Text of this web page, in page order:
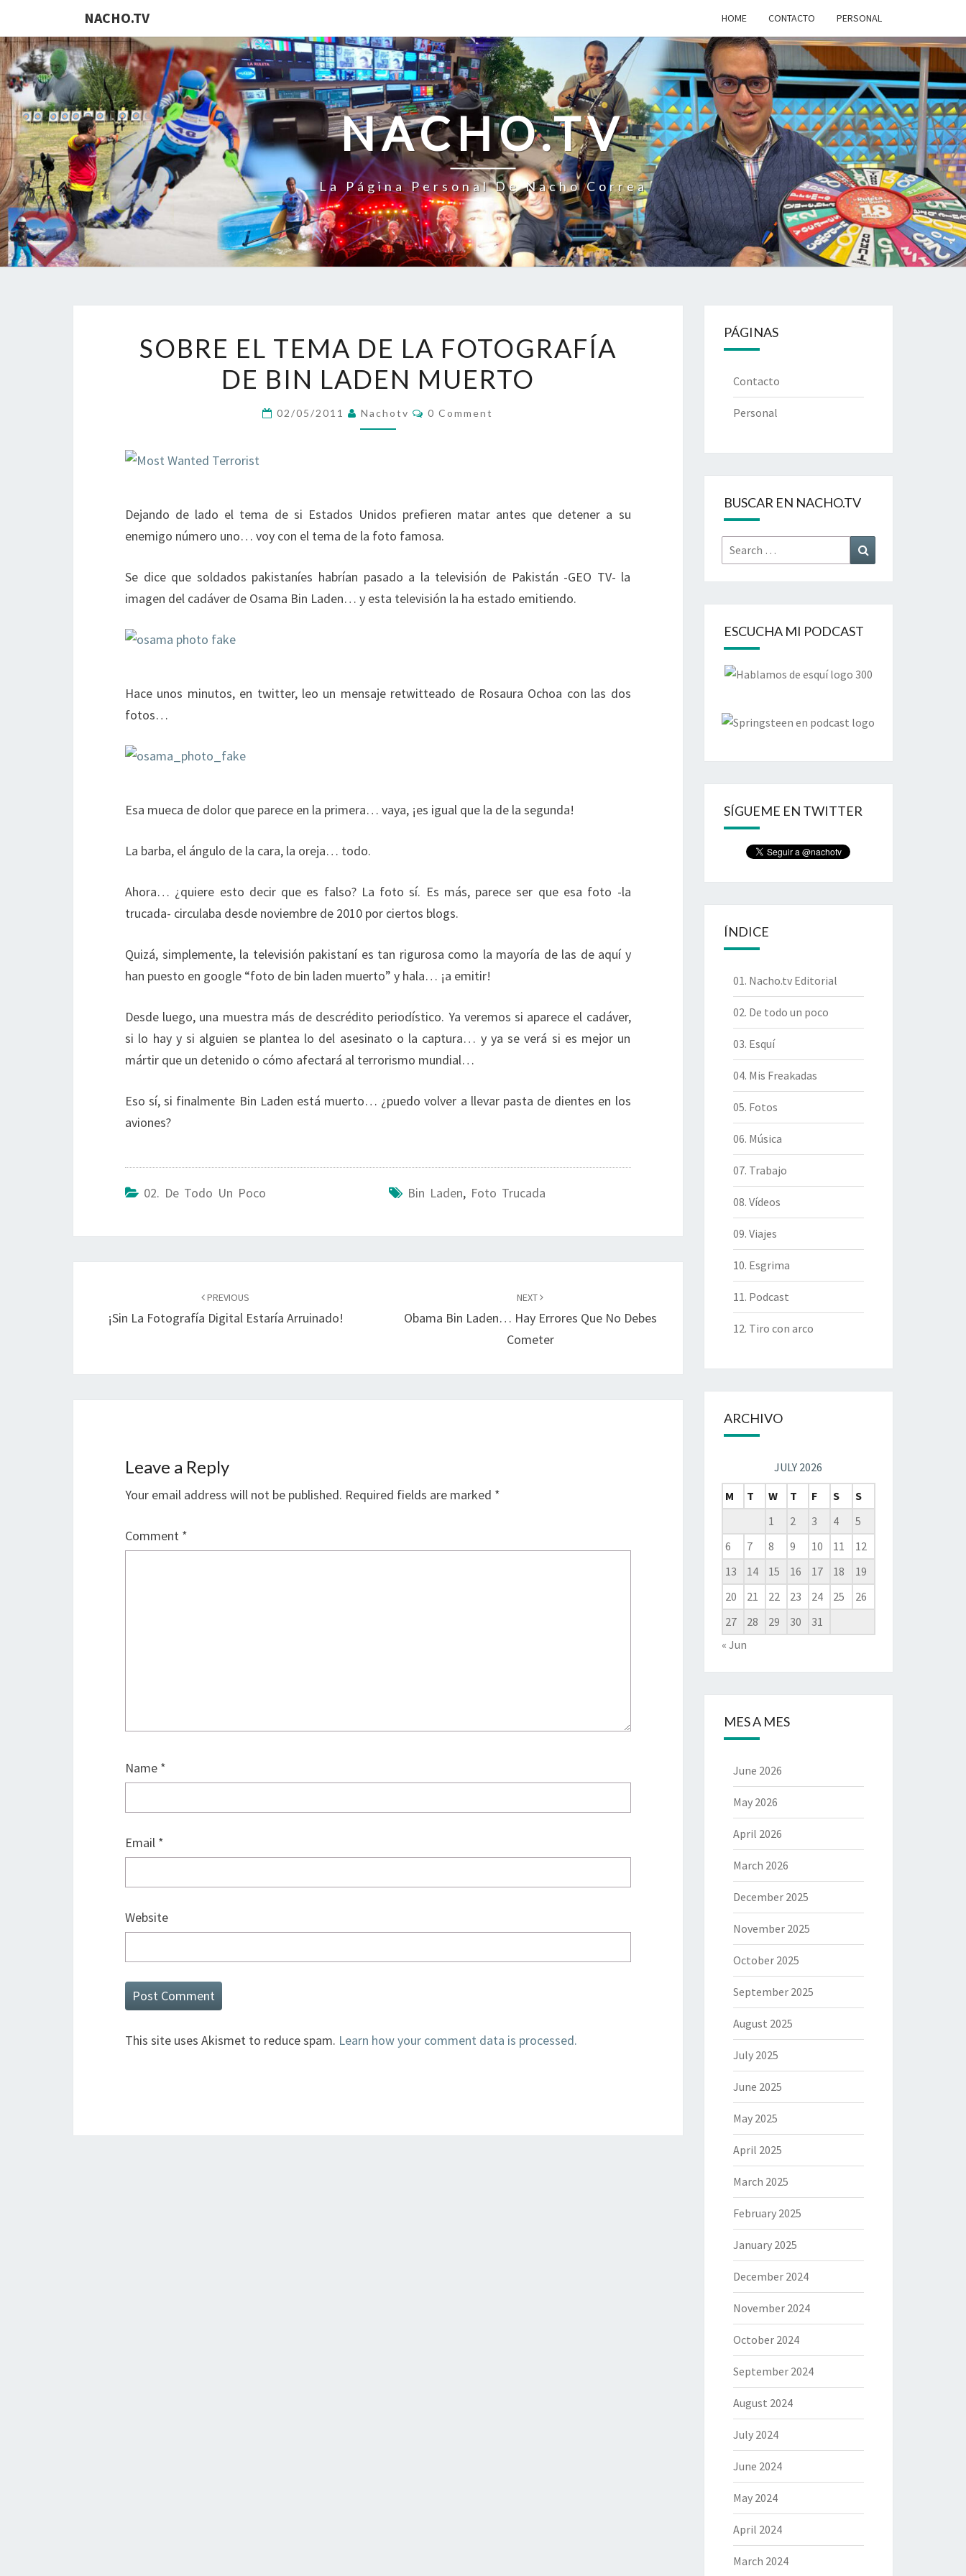
NACHO.TV HOME CONTACTO PERSONAL
NACHO.TV
La Página Personal De Nacho Correa
EL
TEMA
DE
LA
MUERTO
SOBRE EL TEMA DE LA FOTOGRAFÍA
DE BIN LADEN MUERTO
02/05/2011 Nachotv Comments
0 Comment
Dejando de lado el tema de si Estados Unidos prefieren matar antes que detener a su
enemigo número uno… voy con el tema de la foto famosa.
Se dice que soldados pakistaníes habrían pasado a la televisión de Pakistán -GEO TV- la
imagen del cadáver de Osama Bin Laden… y esta televisión la ha estado emitiendo.
Hace unos minutos, en twitter, leo un mensaje retwitteado de Rosaura Ochoa con las dos
fotos…
Esa mueca de dolor que parece en la primera… vaya, ¡es igual que la de la segunda!
La barba, el ángulo de la cara, la oreja… todo.
Ahora… ¿quiere esto decir que es falso? La foto sí. Es más, parece ser que esa foto -la
trucada- circulaba desde noviembre de 2010 por ciertos blogs.
Quizá, simplemente, la televisión pakistaní es tan rigurosa como la mayoría de las de aquí y
han puesto en google “foto de bin laden muerto” y hala… ¡a emitir!
Desde luego, una muestra más de descrédito periodístico. Ya veremos si aparece el cadáver,
si lo hay y si alguien se plantea lo del asesinato o la captura… y ya se verá si es mejor un
mártir que un detenido o cómo afectará al terrorismo mundial…
Eso sí, si finalmente Bin Laden está muerto… ¿puedo volver a llevar pasta de dientes en los
aviones?
02. De Todo Un Poco Bin Laden, Foto Trucada
PREVIOUS
¡Sin La Fotografía Digital Estaría Arruinado!
NEXT
Obama Bin Laden… Hay Errores Que No Debes
Cometer
Leave a Reply
Your email address will not be published. Required fields are marked *
Comment *
Name *
Email *
Website
This site uses Akismet to reduce spam. Learn how your comment data is processed.
PÁGINAS
Contacto
Personal
BUSCAR EN NACHO.TV
Search
for:
ESCUCHA MI PODCAST
SÍGUEME EN TWITTER
ÍNDICE
01. Nacho.tv Editorial
02. De todo un poco
03. Esquí
04. Mis Freakadas
05. Fotos
06. Música
07. Trabajo
08. Vídeos
09. Viajes
10. Esgrima
11. Podcast
12. Tiro con arco
ARCHIVO
JULY 2026
M
T W T F S
S
1
2 3 4
5
6
7 8 9 10 11
12
13
14 15 16 17 18
19
20
21 22 23 24 25
26
27
28 29 30
31
« Jun
MES A MES
June 2026
May 2026
April 2026
March 2026
December 2025
November 2025
October 2025
September 2025
August 2025
July 2025
June 2025
May 2025
April 2025
March 2025
February 2025
January 2025
December 2024
November 2024
October 2024
September 2024
August 2024
July 2024
June 2024
May 2024
April 2024
March 2024